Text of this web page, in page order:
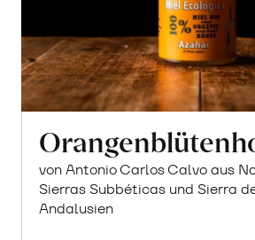
von Antonio Carlos Calvo aus
Sierras Subbéticas und Sierra
Andalusien